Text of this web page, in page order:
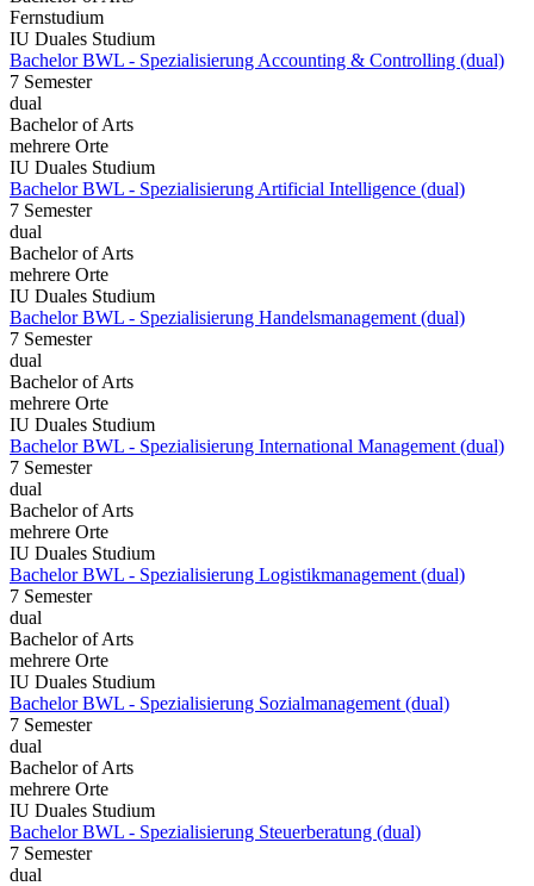
Fernstudium
IU Duales Studium
Bachelor BWL - Spezialisierung Accounting & Controlling (dual)
7 Semester
dual
Bachelor of Arts
mehrere Orte
IU Duales Studium
Bachelor BWL - Spezialisierung Artificial Intelligence (dual)
7 Semester
dual
Bachelor of Arts
mehrere Orte
IU Duales Studium
Bachelor BWL - Spezialisierung Handelsmanagement (dual)
7 Semester
dual
Bachelor of Arts
mehrere Orte
IU Duales Studium
Bachelor BWL - Spezialisierung International Management (dual)
7 Semester
dual
Bachelor of Arts
mehrere Orte
IU Duales Studium
Bachelor BWL - Spezialisierung Logistikmanagement (dual)
7 Semester
dual
Bachelor of Arts
mehrere Orte
IU Duales Studium
Bachelor BWL - Spezialisierung Sozialmanagement (dual)
7 Semester
dual
Bachelor of Arts
mehrere Orte
IU Duales Studium
Bachelor BWL - Spezialisierung Steuerberatung (dual)
7 Semester
dual